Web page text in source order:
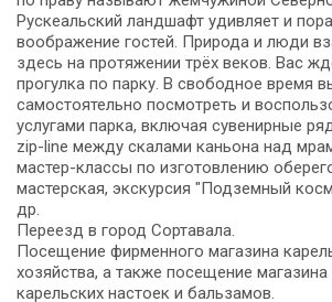
Рускеальский ландшафт удивляет и
воображение гостей. Природа и люди
здесь на протяжении трёх веков. Вас
прогулка по парку. В свободное время
самостоятельно посмотреть и
услугами парка, включая сувенирные
zip-line между скалами каньона над
мастер-классы по изготовлению
мастерская, экскурсия "Подземный
др.
Переезд в город Сортавала.
Посещение фирменного магазина
хозяйства, а также посещение
карельских настоек и бальзамов.